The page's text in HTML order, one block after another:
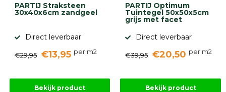
PARTIJ Straksteen
30x40x6cm zandgeel
Direct leverbaar
€29,95 €13,95 per m2
Bekijk product
PARTIJ Optimum
Tuintegel 50x50x5cm
grijs met facet
Direct leverbaar
€39,95 €20,50 per m2
Bekijk product